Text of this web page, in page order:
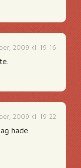
2009 kl. 19:16
2009 kl. 19:22
hade